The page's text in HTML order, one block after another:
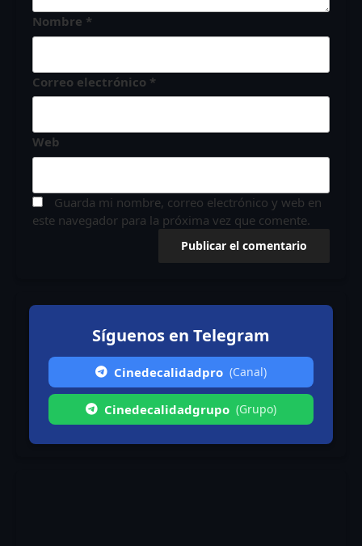
Nombre *
Correo electrónico *
Web
Guarda mi nombre, correo electrónico y web en
este navegador para la próxima vez que comente.
Síguenos en Telegram
Cinedecalidadpro (Canal)
Cinedecalidadgrupo (Grupo)